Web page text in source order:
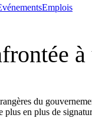
Emplois
du
en plus de